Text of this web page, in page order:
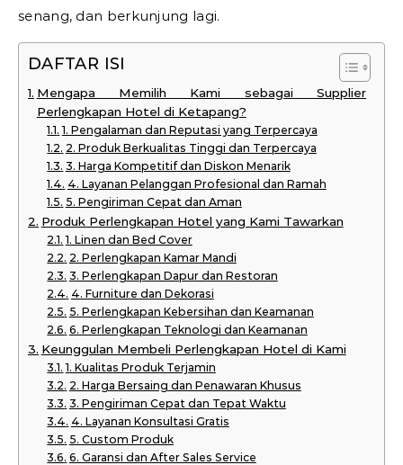
senang, dan berkunjung lagi.
DAFTAR ISI
Mengapa Memilih Kami sebagai Supplier
Perlengkapan Hotel di Ketapang?
1. Pengalaman dan Reputasi yang Terpercaya
2. Produk Berkualitas Tinggi dan Terpercaya
3. Harga Kompetitif dan Diskon Menarik
4. Layanan Pelanggan Profesional dan Ramah
5. Pengiriman Cepat dan Aman
Produk Perlengkapan Hotel yang Kami Tawarkan
1. Linen dan Bed Cover
2. Perlengkapan Kamar Mandi
3. Perlengkapan Dapur dan Restoran
4. Furniture dan Dekorasi
5. Perlengkapan Kebersihan dan Keamanan
6. Perlengkapan Teknologi dan Keamanan
Keunggulan Membeli Perlengkapan Hotel di Kami
1. Kualitas Produk Terjamin
2. Harga Bersaing dan Penawaran Khusus
3. Pengiriman Cepat dan Tepat Waktu
4. Layanan Konsultasi Gratis
5. Custom Produk
6. Garansi dan After Sales Service